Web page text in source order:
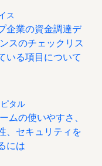
ス
企業の資金調達デ
スのチェックリス
いる項目について
タル
ムの使いやすさ、
、セキュリティを
には